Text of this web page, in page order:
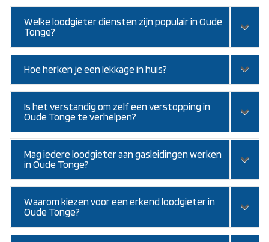
Welke loodgieter diensten zijn populair in Oude
Tonge?
Hoe herken je een lekkage in huis?
Is het verstandig om zelf een verstopping in
Oude Tonge te verhelpen?
Mag iedere loodgieter aan gasleidingen werken
in Oude Tonge?
Waarom kiezen voor een erkend loodgieter in
Oude Tonge?